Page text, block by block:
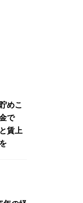
めこ
で
賃上